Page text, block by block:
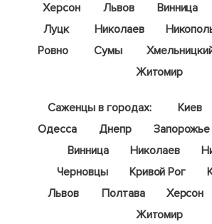
Херсон
Львов Винница
Луцк
Николаев
Ровно
Сумы
Житомир
Саженцы в городах: Киев
Одесса
Днепр Запорожье
Винница
Николаев
Черновцы
Кривой Рог
Львов
Полтава Херсон
Житомир